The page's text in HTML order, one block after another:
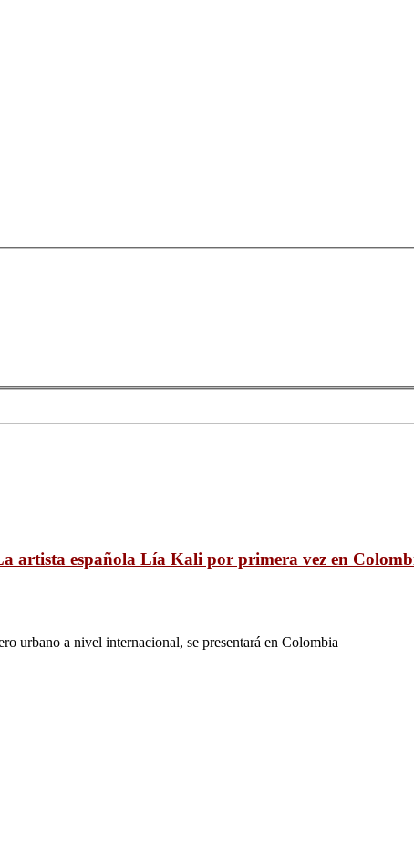
artista española Lía Kali por primera vez en
urbano a nivel internacional, se presentará en Colombia